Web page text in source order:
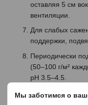
Мы заботимся о
оставляя 5 см
вентиляции.
Для слабых
поддержки,
Периодически
(50–100 г/м²
pH 3.5–4.5.
Полив и